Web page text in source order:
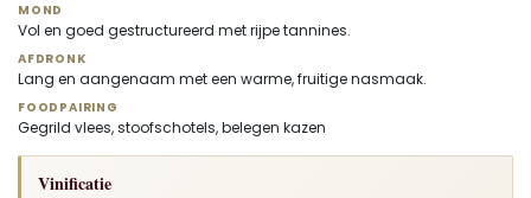
MOND
Vol en goed gestructureerd met rijpe tannines.
AFDRONK
Lang en aangenaam met een warme, fruitige nasmaak.
FOODPAIRING
Gegrild vlees, stoofschotels, belegen kazen
Vinificatie